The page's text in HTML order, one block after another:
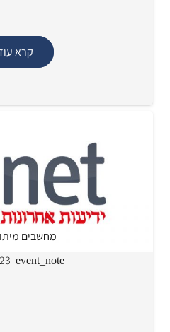
קרא
מחשבים
event_note